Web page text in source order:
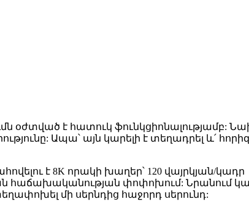
օժտված է հատուկ ֆունկցիոնալությամբ:
Ապա՝ այն կարելի է տեղադրել և՛
է 8K որակի խաղեր՝ 120 վայրկյան/կադր
հաճախականության փոփոխում: Նրանում
մի սերնդից հաջորդ սերունդ: